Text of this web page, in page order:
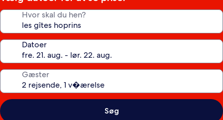
Hvor skal du hen?
Datoer
Gæster
Søg